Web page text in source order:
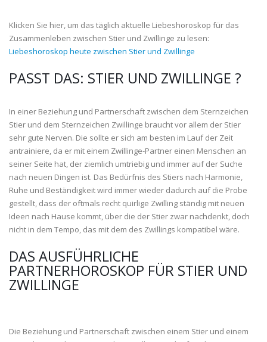
Klicken Sie hier, um das täglich aktuelle Liebeshoroskop für das
Zusammenleben zwischen Stier und Zwillinge zu lesen:
Liebeshoroskop heute zwischen Stier und Zwillinge
PASST DAS: STIER UND ZWILLINGE ?
In einer Beziehung und Partnerschaft zwischen dem Sternzeichen
Stier und dem Sternzeichen Zwillinge braucht vor allem der Stier
sehr gute Nerven. Die sollte er sich am besten im Lauf der Zeit
antrainiere, da er mit einem Zwillinge-Partner einen Menschen an
seiner Seite hat, der ziemlich umtriebig und immer auf der Suche
nach neuen Dingen ist. Das Bedürfnis des Stiers nach Harmonie,
Ruhe und Beständigkeit wird immer wieder dadurch auf die Probe
gestellt, dass der oftmals recht quirlige Zwilling ständig mit neuen
Ideen nach Hause kommt, über die der Stier zwar nachdenkt, doch
nicht in dem Tempo, das mit dem des Zwillings kompatibel wäre.
DAS AUSFÜHRLICHE
PARTNERHOROSKOP FÜR STIER UND
ZWILLINGE
Die Beziehung und Partnerschaft zwischen einem Stier und einem